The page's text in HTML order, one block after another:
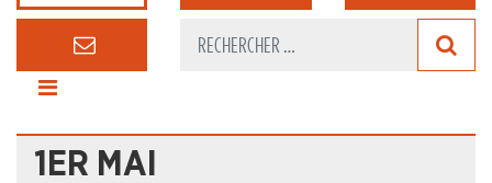
1ER MAI